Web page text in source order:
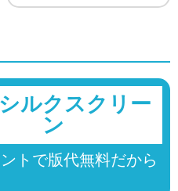
ルクスクリー
ン
トで版代無料だから